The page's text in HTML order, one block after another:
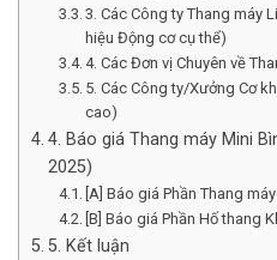
3. Các Công ty Thang máy
hiệu Động cơ cụ thể)
4. Các Đơn vị Chuyên về
5. Các Công ty/Xưởng Cơ
cao)
4. Báo giá Thang máy Mini
2025)
[A] Báo giá Phần Thang
[B] Báo giá Phần Hố thang
5. Kết luận